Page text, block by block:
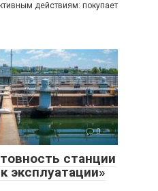
действиям: покупает
0
станции
эксплуатации»